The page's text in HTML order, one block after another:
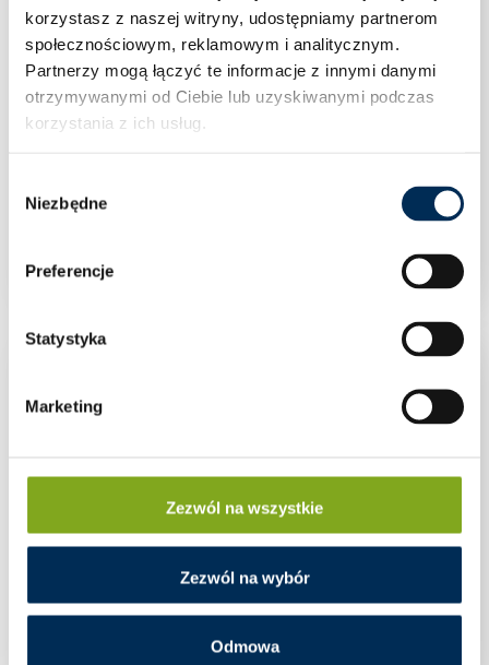
korzystasz z naszej witryny, udostępniamy partnerom
społecznościowym, reklamowym i analitycznym.
Partnerzy mogą łączyć te informacje z innymi danymi
otrzymywanymi od Ciebie lub uzyskiwanymi podczas
korzystania z ich usług.
zgody
Niezbędne
Preferencje
Statystyka
Marketing
Zezwól na wszystkie
Zezwól na wybór
Odmowa